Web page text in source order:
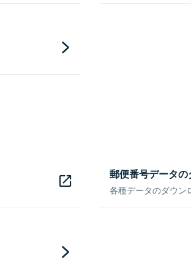
郵便番号データ
各種データのダウン